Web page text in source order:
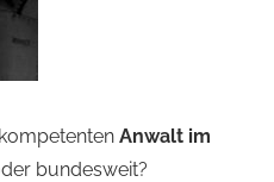
Anwalt im
bundesweit?